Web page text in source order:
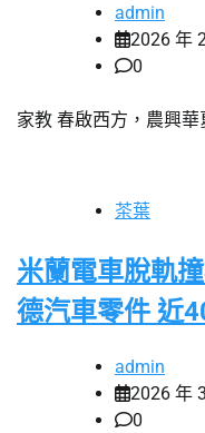
admin
2026 年
0
家教 春啟西方，農興
茶葉
米蘭電車脫軌
德汽車零件 近
admin
2026 年
0